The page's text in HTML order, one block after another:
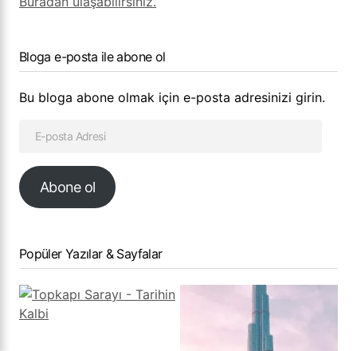
Bloga e-posta ile abone ol
Bu bloga abone olmak için e-posta adresinizi girin.
Abone ol
Popüler Yazılar & Sayfalar